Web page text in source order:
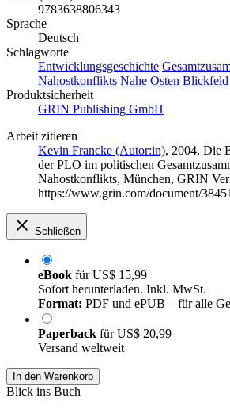
9783638806343
Sprache
Deutsch
Schlagworte
Entwicklungsgeschichte
Nahostkonflikts Nahe Osten Blickfeld
Produktsicherheit
GRIN Publishing GmbH
Arbeit zitieren
Kevin Francke (Autor:in), 2004, Die
der PLO im politischen
Nahostkonflikts, München, GRIN
https://www.grin.com/document/38451
Schließen
eBook fürUS$ 15,99
Sofort herunterladen. Inkl. MwSt.
Format: PDF und ePUB – für alle
Paperback fürUS$ 20,99
Versand weltweit
In den Warenkorb
Blick ins Buch